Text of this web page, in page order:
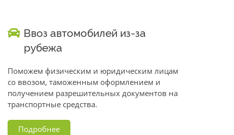
Ввоз автомобилей из-за
рубежа
Поможем физическим и юридическим лицам
со ввозом, таможенным оформлением и
получением разрешительных документов на
транспортные средства.
Подробнее